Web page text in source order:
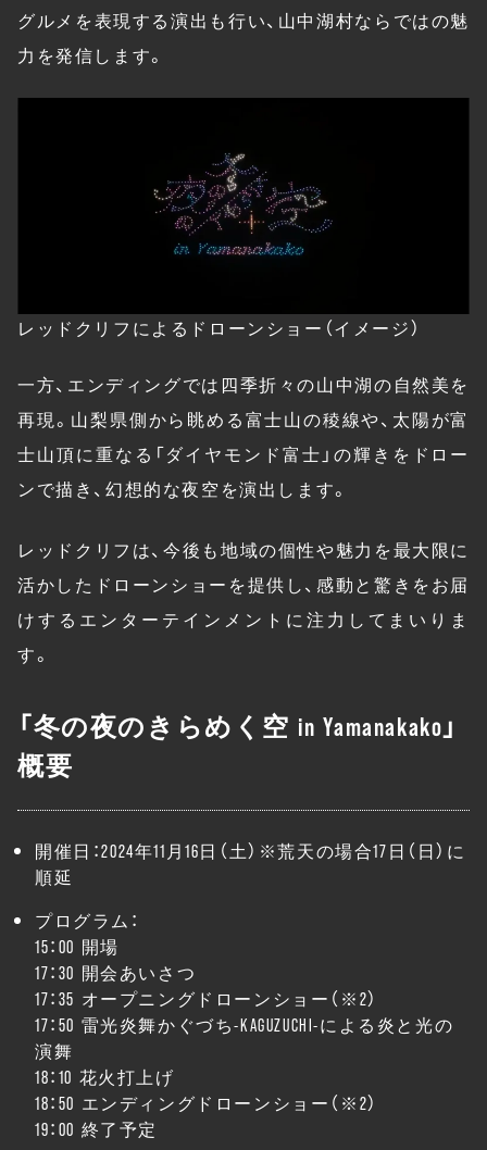
グルメを表現する演出も行い、山中湖村ならではの魅
力を発信します。
レッドクリフによるドローンショー（イメージ）
一方、エンディングでは四季折々の山中湖の自然美を
再現。山梨県側から眺める富士山の稜線や、太陽が富
士山頂に重なる「ダイヤモンド富士」の輝きをドロー
ンで描き、幻想的な夜空を演出します。
レッドクリフは、今後も地域の個性や魅力を最大限に
活かしたドローンショーを提供し、感動と驚きをお届
けするエンターテインメントに注力してまいりま
す。
「冬の夜のきらめく空 in Yamanakako」
概要
開催日：2024年11月16日（土）※荒天の場合17日（日）に
順延
プログラム：
15：00 開場
17：30 開会あいさつ
17：35 オープニングドローンショー（※2）
17：50 雷光炎舞かぐづち-KAGUZUCHI-による炎と光の
演舞
18：10 花火打上げ
18：50 エンディングドローンショー（※2）
19：00 終了予定